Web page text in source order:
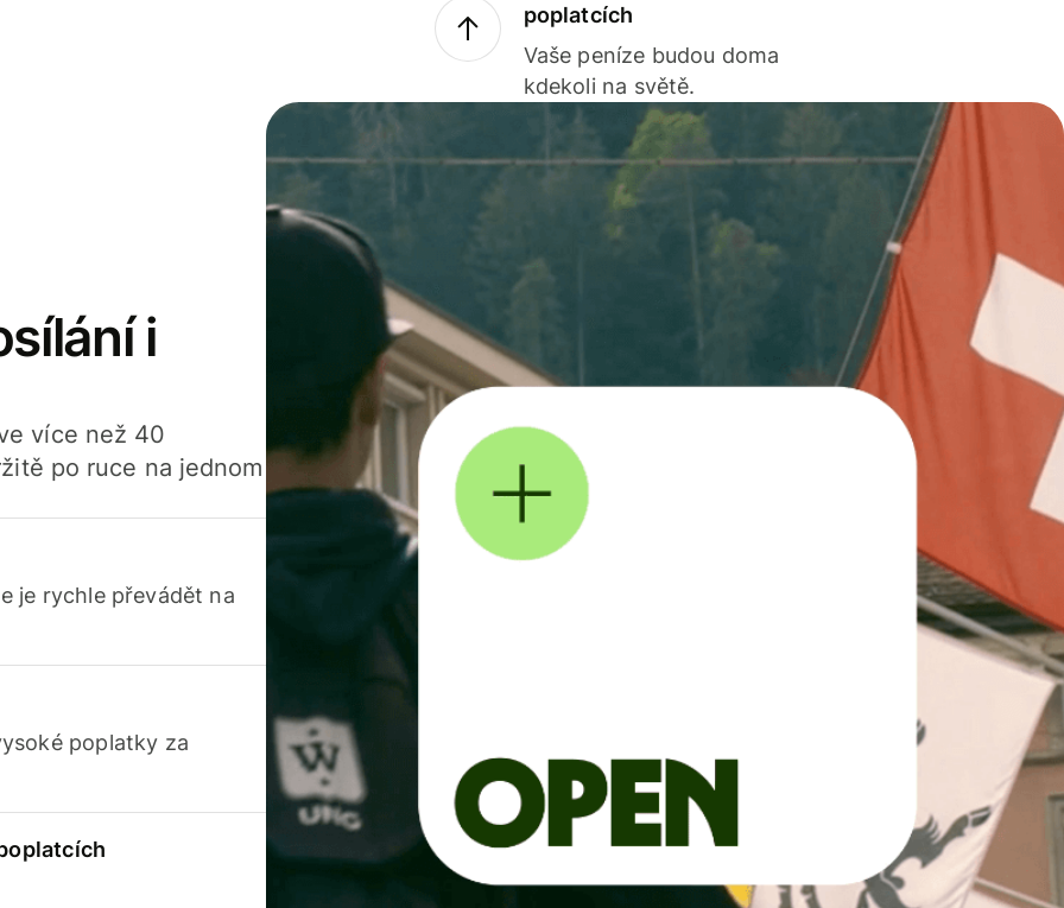
poplatcích
Vaše peníze budou doma
kdekoli na světě.
i
více než 40
po ruce na jednom
je rychle převádět na
poplatky za